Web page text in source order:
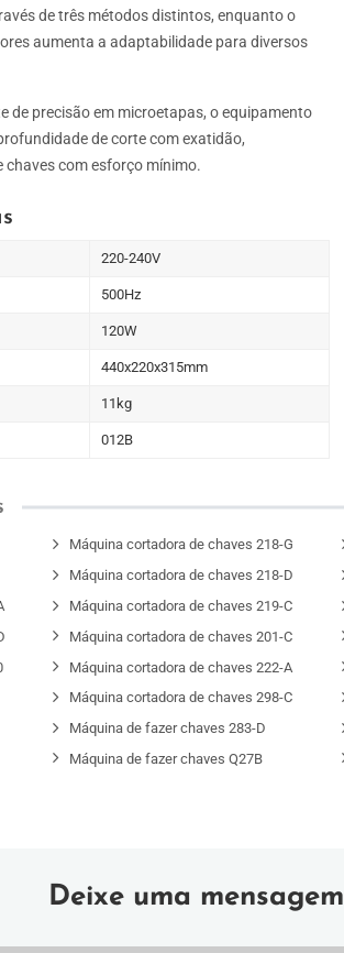
de três métodos distintos, enquanto o
aumenta a adaptabilidade para diversos
de precisão em microetapas, o equipamento
de corte com exatidão,
com esforço mínimo.
220-240V
500Hz
120W
440x220x315mm
11kg
012B
Máquina cortadora de chaves 218-G
Máquina cortadora de chaves 218-D
Máquina cortadora de chaves 219-C
Máquina cortadora de chaves 201-C
Máquina cortadora de chaves 222-A
Máquina cortadora de chaves 298-C
Máquina de fazer chaves 283-D
Máquina de fazer chaves Q27B
Deixe uma mensagem